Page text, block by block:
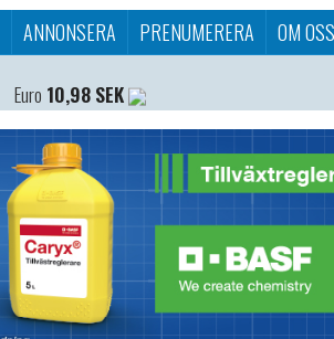
ANNONSERA PRENUMERERA
OM OSS
Euro 10,98 SEK